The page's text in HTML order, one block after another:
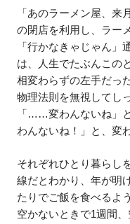
「あのラーメン屋、
の閉店を利用し、ラー
「行かなきゃじゃん
は、人生でたぶんこの
相変わらずの左手だっ
物理法則を無視してし
「……変わんないね」
わんないね！」と、変
それぞれひとり暮らし
線だとわかり、年が明
たりでご飯を食べるよ
空かないときで1週間